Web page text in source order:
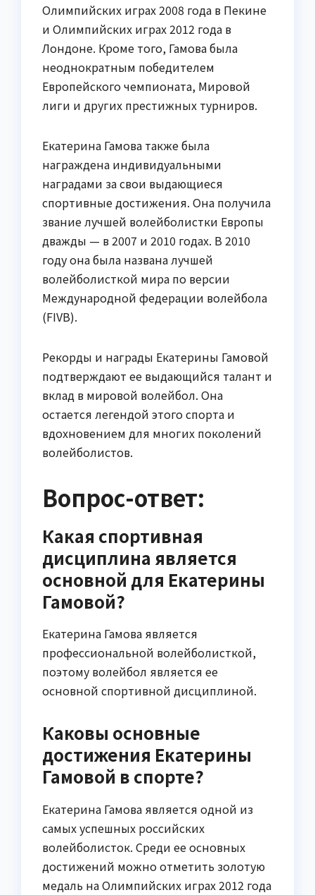
Олимпийских играх 2008 года в Пекине
и Олимпийских играх 2012 года в
Лондоне. Кроме того, Гамова была
неоднократным победителем
Европейского чемпионата, Мировой
лиги и других престижных турниров.
Екатерина Гамова также была
награждена индивидуальными
наградами за свои выдающиеся
спортивные достижения. Она получила
звание лучшей волейболистки Европы
дважды — в 2007 и 2010 годах. В 2010
году она была названа лучшей
волейболисткой мира по версии
Международной федерации волейбола
(FIVB).
Рекорды и награды Екатерины Гамовой
подтверждают ее выдающийся талант и
вклад в мировой волейбол. Она
остается легендой этого спорта и
вдохновением для многих поколений
волейболистов.
Вопрос-ответ:
Какая спортивная
дисциплина является
основной для Екатерины
Гамовой?
Екатерина Гамова является
профессиональной волейболисткой,
поэтому волейбол является ее
основной спортивной дисциплиной.
Каковы основные
достижения Екатерины
Гамовой в спорте?
Екатерина Гамова является одной из
самых успешных российских
волейболисток. Среди ее основных
достижений можно отметить золотую
медаль на Олимпийских играх 2012 года